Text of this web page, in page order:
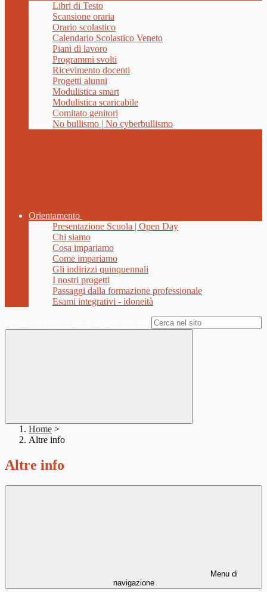
Libri di Testo
Scansione oraria
Orario scolastico
Calendario Scolastico Veneto
Piani di lavoro
Programmi svolti
Ricevimento docenti
Progetti alunni
Modulistica smart
Modulistica scaricabile
Comitato genitori
No bullismo | No cyberbullismo
Orientamento
Presentazione Scuola | Open Day
Chi siamo
Cosa impariamo
Come impariamo
Gli indirizzi quinquennali
I nostri progetti
Passaggi dalla formazione professionale
Esami integrativi - idoneità
Home >
Altre info
Altre info
Menu di
navigazione